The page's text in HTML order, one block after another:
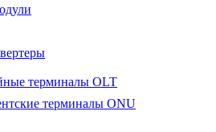
терминалы OLT
терминалы ONU